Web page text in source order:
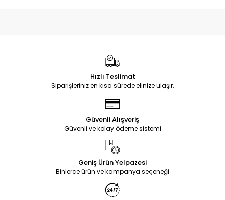
Hızlı Teslimat
Siparişleriniz en kısa sürede elinize ulaşır.
Güvenli Alışveriş
Güvenli ve kolay ödeme sistemi
Geniş Ürün Yelpazesi
Binlerce ürün ve kampanya seçeneği